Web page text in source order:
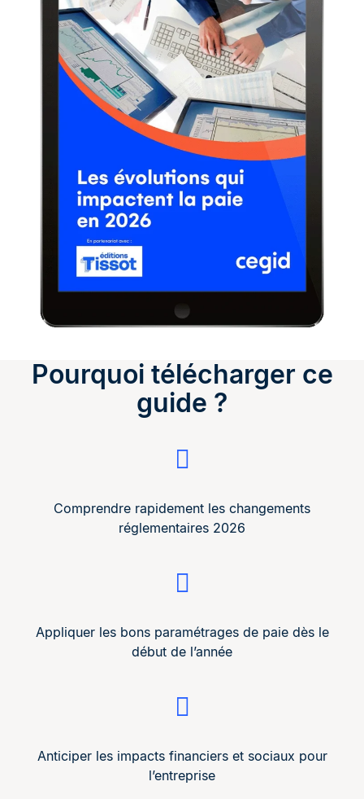
Pourquoi télécharger ce
guide ?
Comprendre rapidement les changements
réglementaires 2026
Appliquer les bons paramétrages de paie dès le
début de l’année
Anticiper les impacts financiers et sociaux pour
l’entreprise